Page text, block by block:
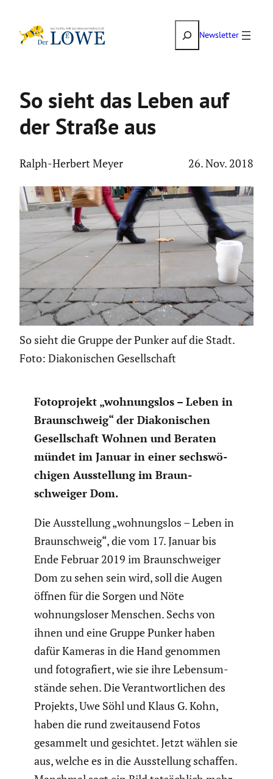
Inhalt
SuchenNewsletter
So sieht das Leben auf
der Straße aus
Ralph-Herbert Meyer 26. Nov. 2018
So sieht die Gruppe der Punker auf die Stadt.
Foto: Diakonischen Gesellschaft
Fotopro­jekt „wohnungslos – Leben in
Braun­schweig“ der Diako­ni­schen
Gesell­schaft Wohnen und Beraten
mündet im Januar in einer sechs­wö­
chigen Ausstel­lung im Braun­
schweiger Dom.
Die Ausstel­lung „wohnungslos – Leben in
Braun­schweig“, die vom 17. Januar bis
Ende Februar 2019 im Braun­schweiger
Dom zu sehen sein wird, soll die Augen
öffnen für die Sorgen und Nöte
wohnungs­loser Menschen. Sechs von
ihnen und eine Gruppe Punker haben
dafür Kameras in die Hand genommen
und fotogra­fiert, wie sie ihre Lebens­um­
stände sehen. Die Verant­wort­li­chen des
Projekts, Uwe Söhl und Klaus G. Kohn,
haben die rund zweitau­send Fotos
gesammelt und gesichtet. Jetzt wählen sie
aus, welche es in die Ausstel­lung schaffen.